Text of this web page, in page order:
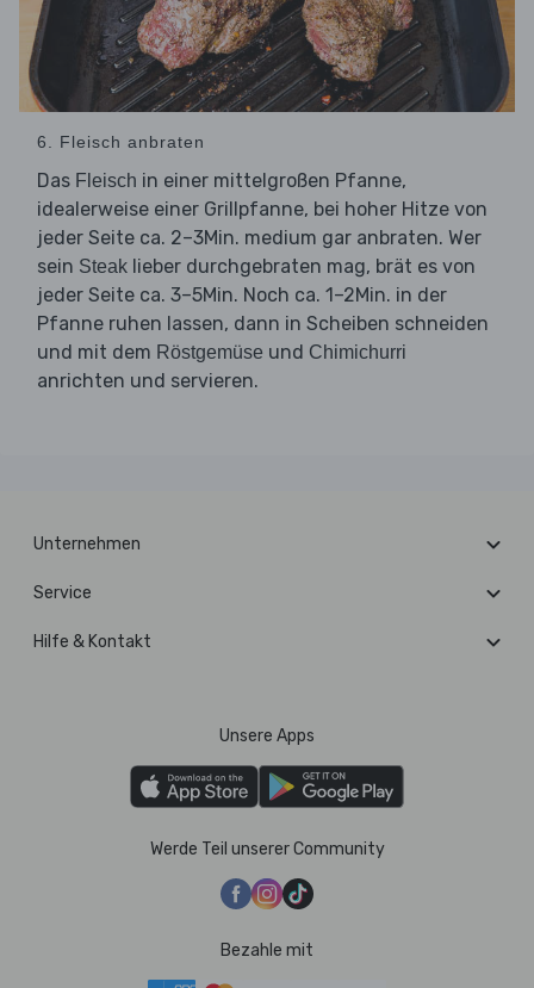
6. Fleisch anbraten
Das Fleisch in einer mittelgroßen Pfanne,
idealerweise einer Grillpfanne, bei hoher Hitze von
jeder Seite ca. 2–3Min. medium gar anbraten. Wer
sein Steak lieber durchgebraten mag, brät es von
jeder Seite ca. 3–5Min. Noch ca. 1–2Min. in der
Pfanne ruhen lassen, dann in Scheiben schneiden
und mit dem Röstgemüse und Chimichurri
anrichten und servieren.
Unternehmen
Service
Hilfe & Kontakt
Unsere Apps
Werde Teil unserer Community
Bezahle mit